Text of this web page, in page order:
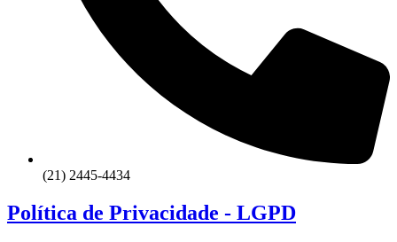
(21) 2445-4434
Política de Privacidade - LGPD